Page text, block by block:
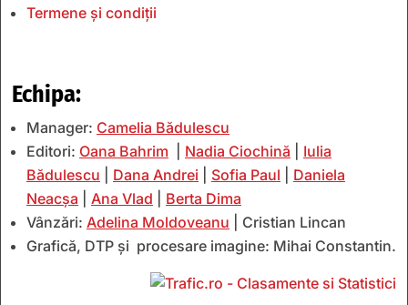
Termene și condiții
Echipa:
Manager: Camelia Bădulescu
Editori: Oana Bahrim Nadia Ciochină
Iulia
Bădulescu
Dana Andrei Sofia Paul
Daniela
Neacșa
Ana Vlad
Berta Dima
Vânzări: Adelina Moldoveanu | Cristian Lincan
Grafică, DTP și procesare imagine: Mihai Constantin.